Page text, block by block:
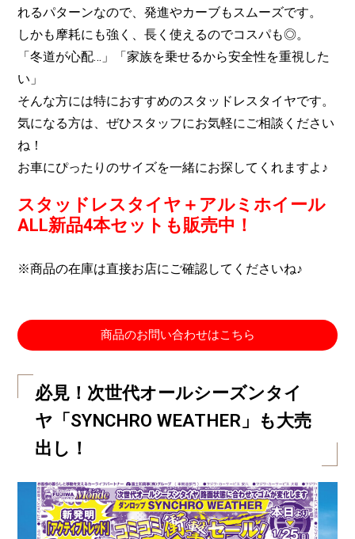
れるパターンなので、発進やカーブもスムーズです。
しかも摩耗にも強く、長く使えるのでコスパも◎。
「冬道が心配…」「家族を乗せるから安全性を重視した
い」
そんな方には特におすすめのスタッドレスタイヤです。
気になる方は、ぜひスタッフにお気軽にご相談ください
ね！
お車にぴったりのサイズを一緒にお探してくれますよ♪
スタッドレスタイヤ＋アルミホイール
ALL新品4本セットも販売中！
※商品の在庫は直接お店にご確認してくださいね♪
商品のお問い合わせはこちら
必見！次世代オールシーズンタイ
ヤ「SYNCHRO WEATHER」も大売
出し！